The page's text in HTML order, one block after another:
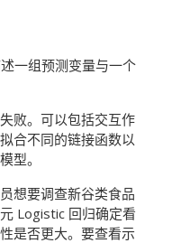
一组预测变量与一个
败。可以包括交互作
合不同的链接函数以
型。
想要调查新谷类食品
Logistic 回归确定看
是否更大。要查看示